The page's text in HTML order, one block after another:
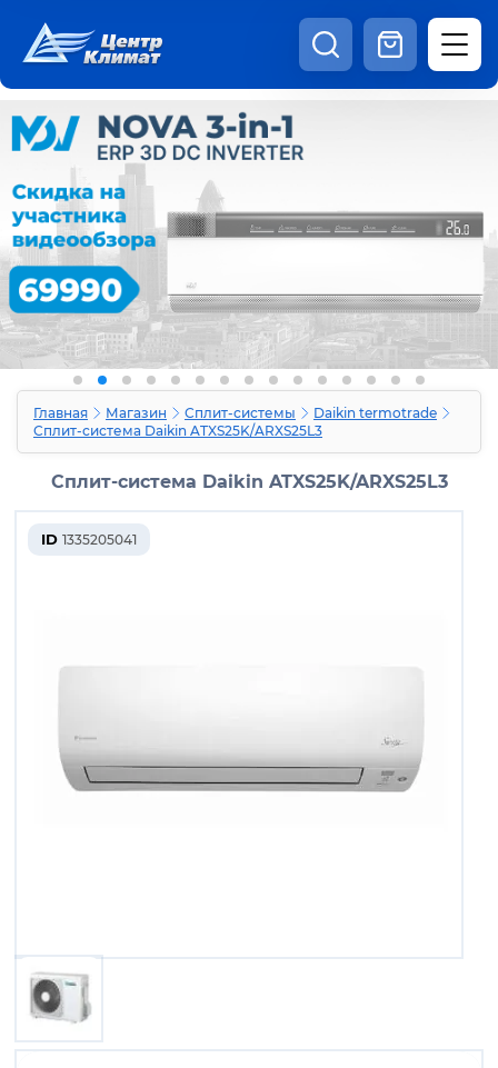
Каталог
Статьи
Наши работы Отзывы
Доставка и оплата Оферта
Контакты
8:00 - 20:00 Шоурум
Главная Магазин Сплит-системы
Daikin termotrade
Сплит-система Daikin ATXS25K/ARXS25L3
Сплит-система Daikin ATXS25K/ARXS25L3
ID 1335205041